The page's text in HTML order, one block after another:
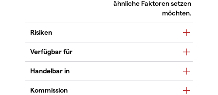
ähnliche Faktoren setzen
möchten.
Risiken
Verfügbar für
Handelbar in
Kommission